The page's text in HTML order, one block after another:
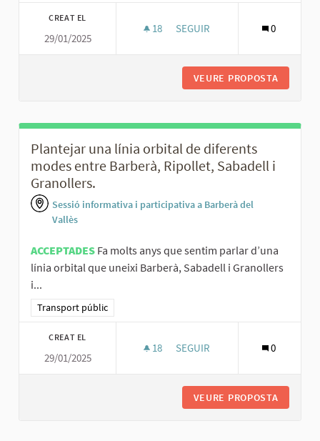
CREAT EL
29/01/2025
18 18 SEGUIDORES
SEGUIR 0
VEURE PROPOSTA
Plantejar una línia orbital de diferents
modes entre Barberà, Ripollet, Sabadell i
Granollers.
Sessió informativa i participativa a Barberà del
Vallès
ACCEPTADES Fa molts anys que sentim parlar d’una
línia orbital que uneixi Barberà, Sabadell i Granollers
i...
Resultats al filtrar per la categoria: Transport públic
Transport públic
CREAT EL
29/01/2025
18 18 SEGUIDORES
SEGUIR 0
VEURE PROPOSTA